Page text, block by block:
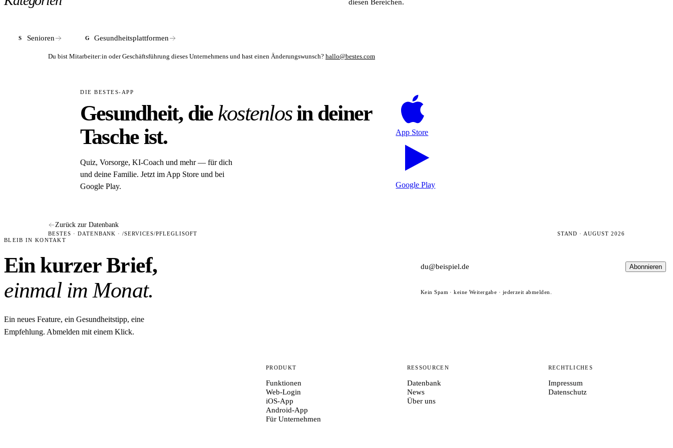
diesen Bereichen.
S Senioren G Gesundheitsplattformen
Du bist Mitarbeiter:in oder Geschäftsführung dieses Unternehmens und hast einen Änderungswunsch? hallo@bestes.com
DIE BESTES-APP
Gesundheit, die kostenlosin deiner
Tasche ist.
Quiz, Vorsorge, KI-Coach und mehr — für dich
und deine Familie. Jetzt im App Store und bei
Google Play.
App Store
Google Play
Zurück zur Datenbank
BESTES · DATENBANK · /SERVICES/PFLEGLISOFT
STAND · AUGUST 2026
BLEIB IN KONTAKT
Ein kurzer Brief,
einmal im Monat.
Ein neues Feature, ein Gesundheitstipp, eine
Empfehlung. Abmelden mit einem Klick.
Abonnieren
Kein Spam · keine Weitergabe · jederzeit abmelden.
PRODUKT
Funktionen
Web-Login
iOS-App
Android-App
Für Unternehmen
RESSOURCEN
Datenbank
News
Über uns
RECHTLICHES
Impressum
Datenschutz